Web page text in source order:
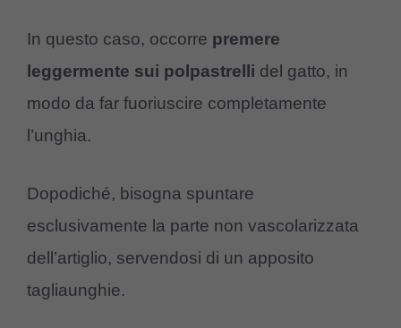
In questo caso, occorre premere
leggermente sui polpastrelli del gatto, in
modo da far fuoriuscire completamente
l’unghia.
Dopodiché, bisogna spuntare
esclusivamente la parte non vascolarizzata
dell’artiglio, servendosi di un apposito
tagliaunghie.